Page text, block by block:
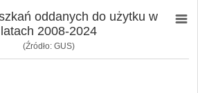
oddanych do użytku w
latach 2008-2024
(Źródło: GUS)